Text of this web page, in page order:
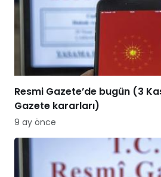
Resmi Gazete’de bugün (3
Gazete kararları)
9 ay önce